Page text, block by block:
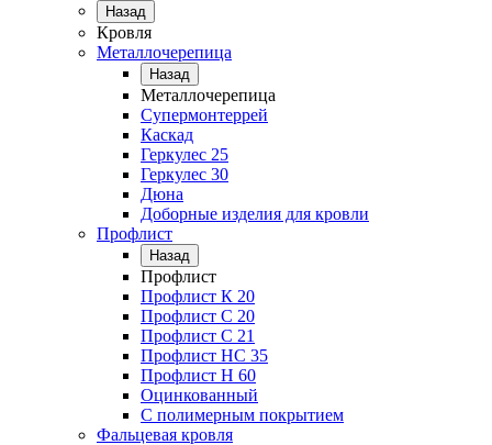
Назад
Кровля
Металлочерепица
Назад
Металлочерепица
Супермонтеррей
Каскад
Геркулес 25
Геркулес 30
Дюна
Доборные изделия для кровли
Профлист
Назад
Профлист
Профлист К 20
Профлист С 20
Профлист C 21
Профлист НС 35
Профлист Н 60
Оцинкованный
С полимерным покрытием
Фальцевая кровля